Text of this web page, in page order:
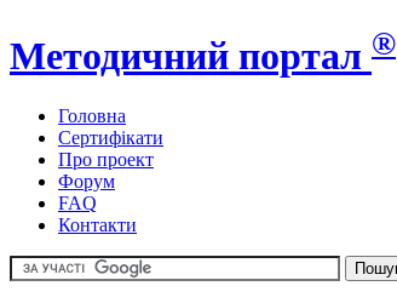
Методичний портал ®
Головна
Сертифікати
Про проект
Форум
FAQ
Контакти